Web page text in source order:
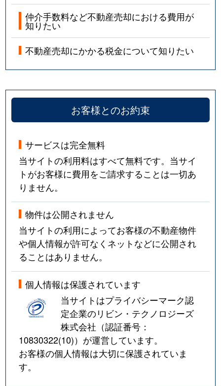
仲介手数料など不動産売却における費用が
知りたい
不動産売却にかかる税金について知りたい
お客様とのお約束
サービスは完全無料
当サイトの利用料はすべて無料です。当サイ
トがお客様に費用をご請求することは一切あ
りません。
物件は公開されません
当サイトの利用によってお客様の不動産物件
や個人情報が許可なくネットなどに公開され
ることはありません。
個人情報は保護されています
当サイトはプライバシーマーク認
定企業のリビン・テクノロジーズ
株式会社（認証番号：
10830322(10)）が運営しています。
お客様の個人情報は大切に保護されていま
す。